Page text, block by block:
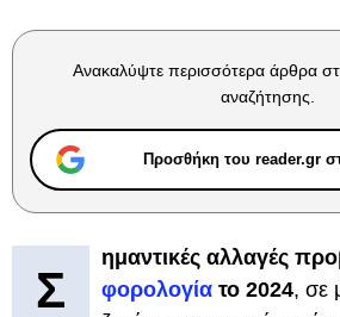
Ανακαλύψτε περισσότερα άρθρα
αναζήτησης.
Προσθήκη του reader.gr
Σ
ημαντικές αλλαγές
φορολογία το 2024, σε